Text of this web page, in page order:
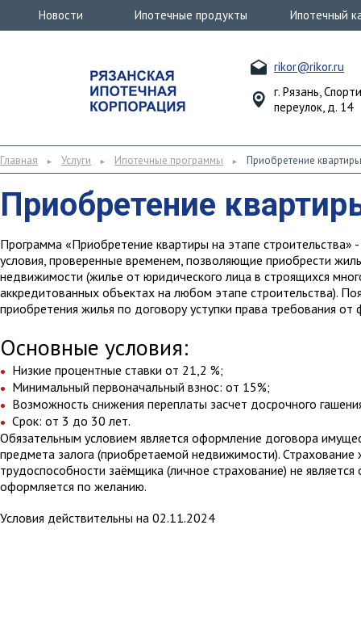
Новости Ипотечные продукты Ипотечный
rikor@rikor.ru
г. Рязань,
переулок, д. 14
Главная ► Услуги ► Ипотечные программы ► Приобретение
Приобретение
Программа «Приобретение квартиры на этапе строительства»
условия, проверенные временем, позволяющие приобрести
недвижимости (жилье от юридического лица в строящихся
аккредитованных объектах на любом этапе строительства).
приобретения жилья по договору уступки права требования от
Основные условия:
Низкие процентные ставки от 21,2 %;
Минимальный первоначальный взнос: от 15%;
Возможность снижения переплаты засчет досрочного
Срок: от 3 до 30 лет.
Обязательным условием является оформление договора
предмета залога (приобретаемой недвижимости). Страхование
трудоспособности заёмщика (личное страхование) не является
оформляется по желанию.
Условия действительны на 02.11.2024